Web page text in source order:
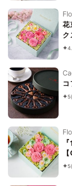
花
コ
5
5